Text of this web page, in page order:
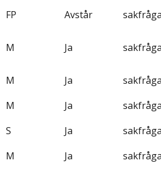
FP Avstår
M Ja
M Ja
M Ja
S Ja
M Ja